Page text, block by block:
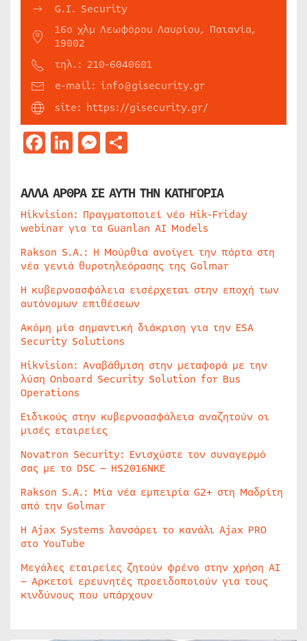
G.I. Security
16ο χλμ Λεωφόρου Λαυρίου, Παιανία,
19002
τηλ.: 210-6040601
e-mail: info@gisecurity.gr
site: https://gisecurity.gr/
Facebook
LinkedIn
Messenger
ΑΛΛΑ ΑΡΘΡΑ ΣΕ ΑΥΤΗ ΤΗΝ ΚΑΤΗΓΟΡΙΑ
Hikvision: Πραγματοποιεί νέο Hik-Friday
webinar για τα Guanlan AI Models
Rakson S.A.: Η Μούρθια ανοίγει την πόρτα στη
νέα γενιά θυροτηλεόρασης της Golmar
Η κυβερνοασφάλεια εισέρχεται στην εποχή των
αυτόνομων επιθέσεων
Ακόμη μία σημαντική διάκριση για την ESA
Security Solutions
Hikvision: Αναβάθμιση στην μεταφορά με την
λύση Onboard Security Solution for Bus
Operations
Ειδικούς στην κυβερνοασφάλεια αναζητούν οι
μισές εταιρείες
Novatron Security: Ενισχύστε τον συναγερμό
σας με το DSC – HS2016NKE
Rakson S.A.: Μία νέα εμπειρία G2+ στη Μαδρίτη
από την Golmar
Η Ajax Systems λανσάρει το κανάλι Ajax PRO
στο YouTube
Μεγάλες εταιρείες ζητούν φρένο στην χρήση AI
– Αρκετοί ερευνητές προειδοποιούν για τους
κινδύνους που υπάρχουν